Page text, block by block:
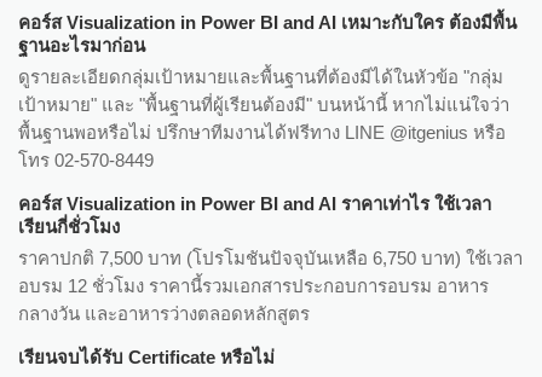
คอร์ส Visualization in Power BI and AI เหมาะกับใคร ต้องมีพื้น
ฐานอะไรมาก่อน
ดูรายละเอียดกลุ่มเป้าหมายและพื้นฐานที่ต้องมีได้ในหัวข้อ "กลุ่ม
เป้าหมาย" และ "พื้นฐานที่ผู้เรียนต้องมี" บนหน้านี้ หากไม่แน่ใจว่า
พื้นฐานพอหรือไม่ ปรึกษาทีมงานได้ฟรีทาง LINE @itgenius หรือ
โทร 02-570-8449
คอร์ส Visualization in Power BI and AI ราคาเท่าไร ใช้เวลา
เรียนกี่ชั่วโมง
ราคาปกติ 7,500 บาท (โปรโมชันปัจจุบันเหลือ 6,750 บาท) ใช้เวลา
อบรม 12 ชั่วโมง ราคานี้รวมเอกสารประกอบการอบรม อาหาร
กลางวัน และอาหารว่างตลอดหลักสูตร
เรียนจบได้รับ Certificate หรือไม่